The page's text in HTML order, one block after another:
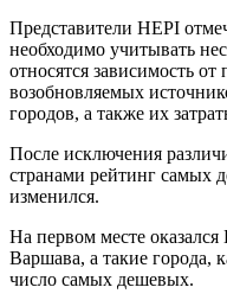
Представители HEPI
необходимо учитывать
относятся зависимость от
возобновляемых
городов, а также их
После исключения
странами рейтинг самых
изменился.
На первом месте
Варшава, а такие города,
число самых дешевых.